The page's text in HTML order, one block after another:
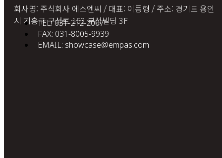
회사명: 주식회사 에스엔씨 / 대표: 이동형 / 주소: 경기도 용인
시 기흥구 구성로 163 부성빌딩 3F
TEL: 031-212-2007
FAX: 031-8005-9939
EMAIL: showcase@empas.com